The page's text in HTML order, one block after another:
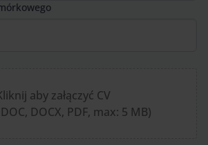
aby załączyć CV
DOCX, PDF, max: 5 MB)